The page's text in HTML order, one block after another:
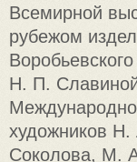
Всемирной
рубежом
Н. П.
художников
Соколова, М.